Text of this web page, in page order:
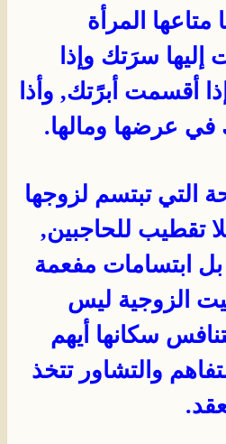
متاعها المرأة
إليها سرَتك وإذا
أقسمت أبرًَتك, وأذا
عرضها ومالها.
التي تبتسم لزوجها
تقطيب للحاجبين,
ابتسامات مفعمة
الزوجية ليس
سكانها أيهم
والتشاور تتخذ